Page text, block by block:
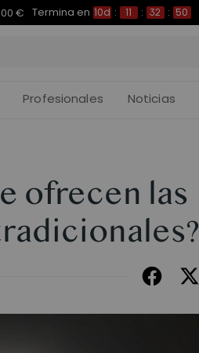
€ Termina en 10d : 11 : 32 : 49
Profesionales Noticias
ofrecen las